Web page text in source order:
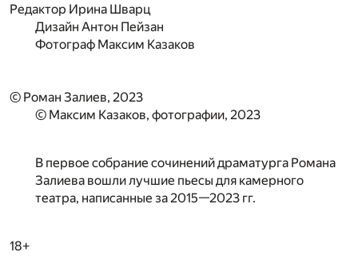
Редактор Ирина Шварц
Дизайн Антон Пейзан
Фотограф Максим Казаков
© Роман Залиев, 2023
© Максим Казаков, фотографии, 2023
В первое собрание сочинений драматурга Романа
Залиева вошли лучшие пьесы для камерного
театра, написанные за 2015—2023 гг.
18+